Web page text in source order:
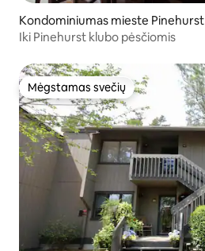
Kondominiumas mieste Pinehurst
Iki Pinehurst klubo pėsčiomis
Mėgstamas svečių
Mėgstamas svečių